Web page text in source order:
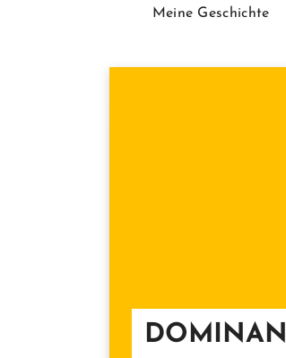
Meine Geschichte